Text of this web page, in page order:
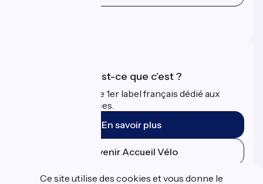
Accueil Vélo qu'est-ce que c'est ?
Accueil Vélo c'est le 1er label français dédié aux
cyclistes en vacances.
En savoir plus
Devenir Accueil Vélo
Financé dans le cadre de Destination France
Ce site utilise des cookies et vous donne le